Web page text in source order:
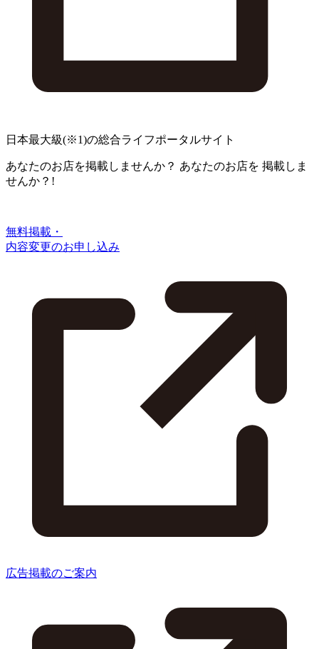
日本最大級(※1)の総合ライフポータルサイト
あなたのお店を掲載しませんか？ あなたのお店を 掲載しま
せんか？!
無料掲載・
内容変更のお申し込み
広告掲載のご案内